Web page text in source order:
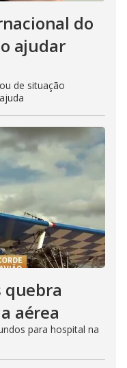
do
ajudar
de situação
quebra
aérea
para hospital na